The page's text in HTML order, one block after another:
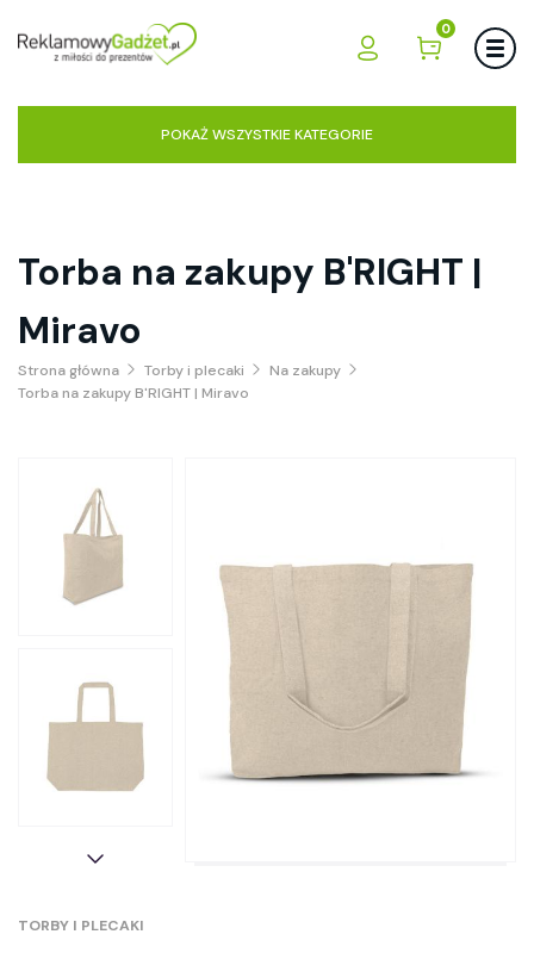
0
POKAŻ WSZYSTKIE KATEGORIE
Torba na zakupy B'RIGHT |
Miravo
Strona główna Torby i plecaki
Na zakupy
Torba na zakupy B'RIGHT | Miravo
TORBY I PLECAKI